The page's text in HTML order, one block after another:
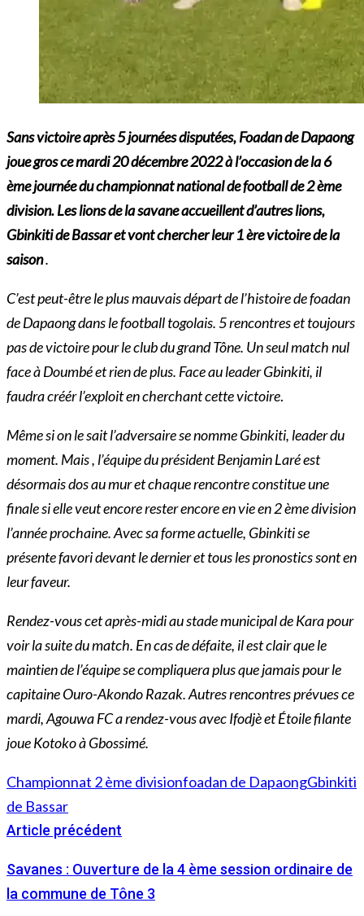
Sans victoire après 5 journées disputées, Foadan de Dapaong
joue gros ce mardi 20 décembre 2022 à l’occasion de la 6
ème journée du championnat national de football de 2 ème
division. Les lions de la savane accueillent d’autres lions,
Gbinkiti de Bassar et vont chercher leur 1 ère victoire de la
saison.
C’est peut-être le plus mauvais départ de l’histoire de foadan
de Dapaong dans le football togolais. 5 rencontres et toujours
pas de victoire pour le club du grand Tône. Un seul match nul
face à Doumbé et rien de plus. Face au leader Gbinkiti, il
faudra créér l’exploit en cherchant cette victoire.
Même si on le sait l’adversaire se nomme Gbinkiti, leader du
moment. Mais , l’équipe du président Benjamin Laré est
désormais dos au mur et chaque rencontre constitue une
finale si elle veut encore rester encore en vie en 2 ème division
l’année prochaine. Avec sa forme actuelle, Gbinkiti se
présente favori devant le dernier et tous les pronostics sont en
leur faveur.
Rendez-vous cet après-midi au stade municipal de Kara pour
voir la suite du match. En cas de défaite, il est clair que le
maintien de l’équipe se compliquera plus que jamais pour le
capitaine Ouro-Akondo Razak. Autres rencontres prévues ce
mardi, Agouwa FC a rendez-vous avec Ifodjè et Étoile filante
joue Kotoko à Gbossimé.
Championnat 2 ème divisionfoadan de DapaongGbinkiti
de Bassar
Article précédent
Savanes : Ouverture de la 4 ème session ordinaire de
la commune de Tône 3